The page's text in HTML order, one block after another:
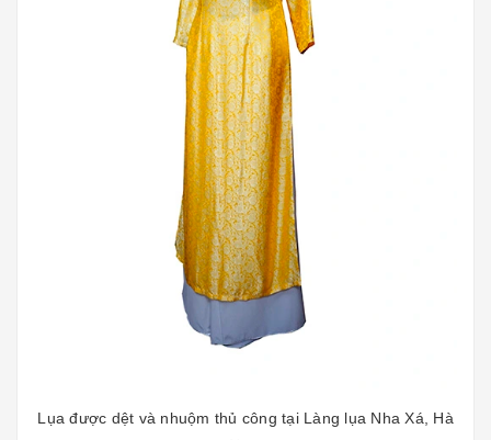
Lụa được dệt và nhuộm thủ công tại Làng lụa Nha Xá, Hà